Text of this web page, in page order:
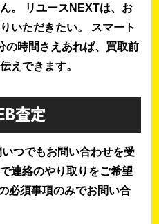
。 リユースNEXTは、お
いただきたい。 スマート
の時間さえあれば、買取前
えできます。
査定
つでもお問い合わせを受
連絡のやり取りをご希望
必須事項のみでお問い合